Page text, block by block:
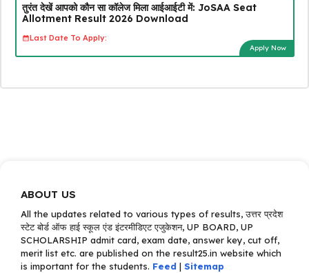
तुरंत देखें आपको कौन सा कॉलेज मिला आईआईटी में: JoSAA Seat
Allotment Result 2026 Download
Last Date To Apply:
Apply Now
ABOUT US
All the updates related to various types of results, उत्तर प्रदेश
स्टेट बोर्ड ऑफ हाई स्कूल एंड इंटरमीडिएट एजुकेशन, UP BOARD, UP
SCHOLARSHIP admit card, exam date, answer key, cut off,
merit list etc. are published on the result25.in website which
is important for the students. Feed | Sitemap